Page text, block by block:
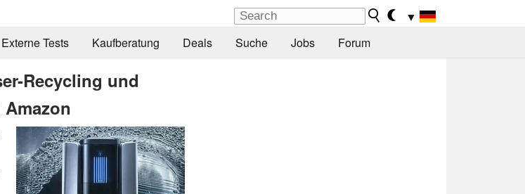
▼
Externe Tests Kaufberatung Deals Suche Jobs Forum
Recycling und